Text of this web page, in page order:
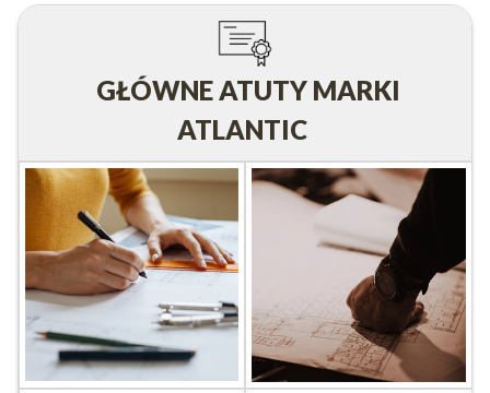
GŁÓWNE ATUTY MARKI
ATLANTIC